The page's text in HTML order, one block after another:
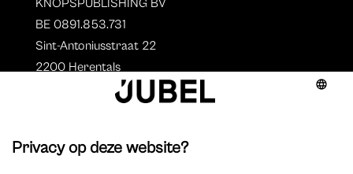
BE 0891.853.731
Sint-Antoniusstraat 22
2200 Herentals
Auteurs